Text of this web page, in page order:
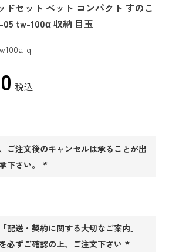
ドセット ベット コンパクト すのこ
tw-100α 収納 目玉
q
税込
ご注文後のキャンセルは承ることが出
下さい。
配送・契約に関する大切なご案内」
必ずご確認の上、ご注文下さい